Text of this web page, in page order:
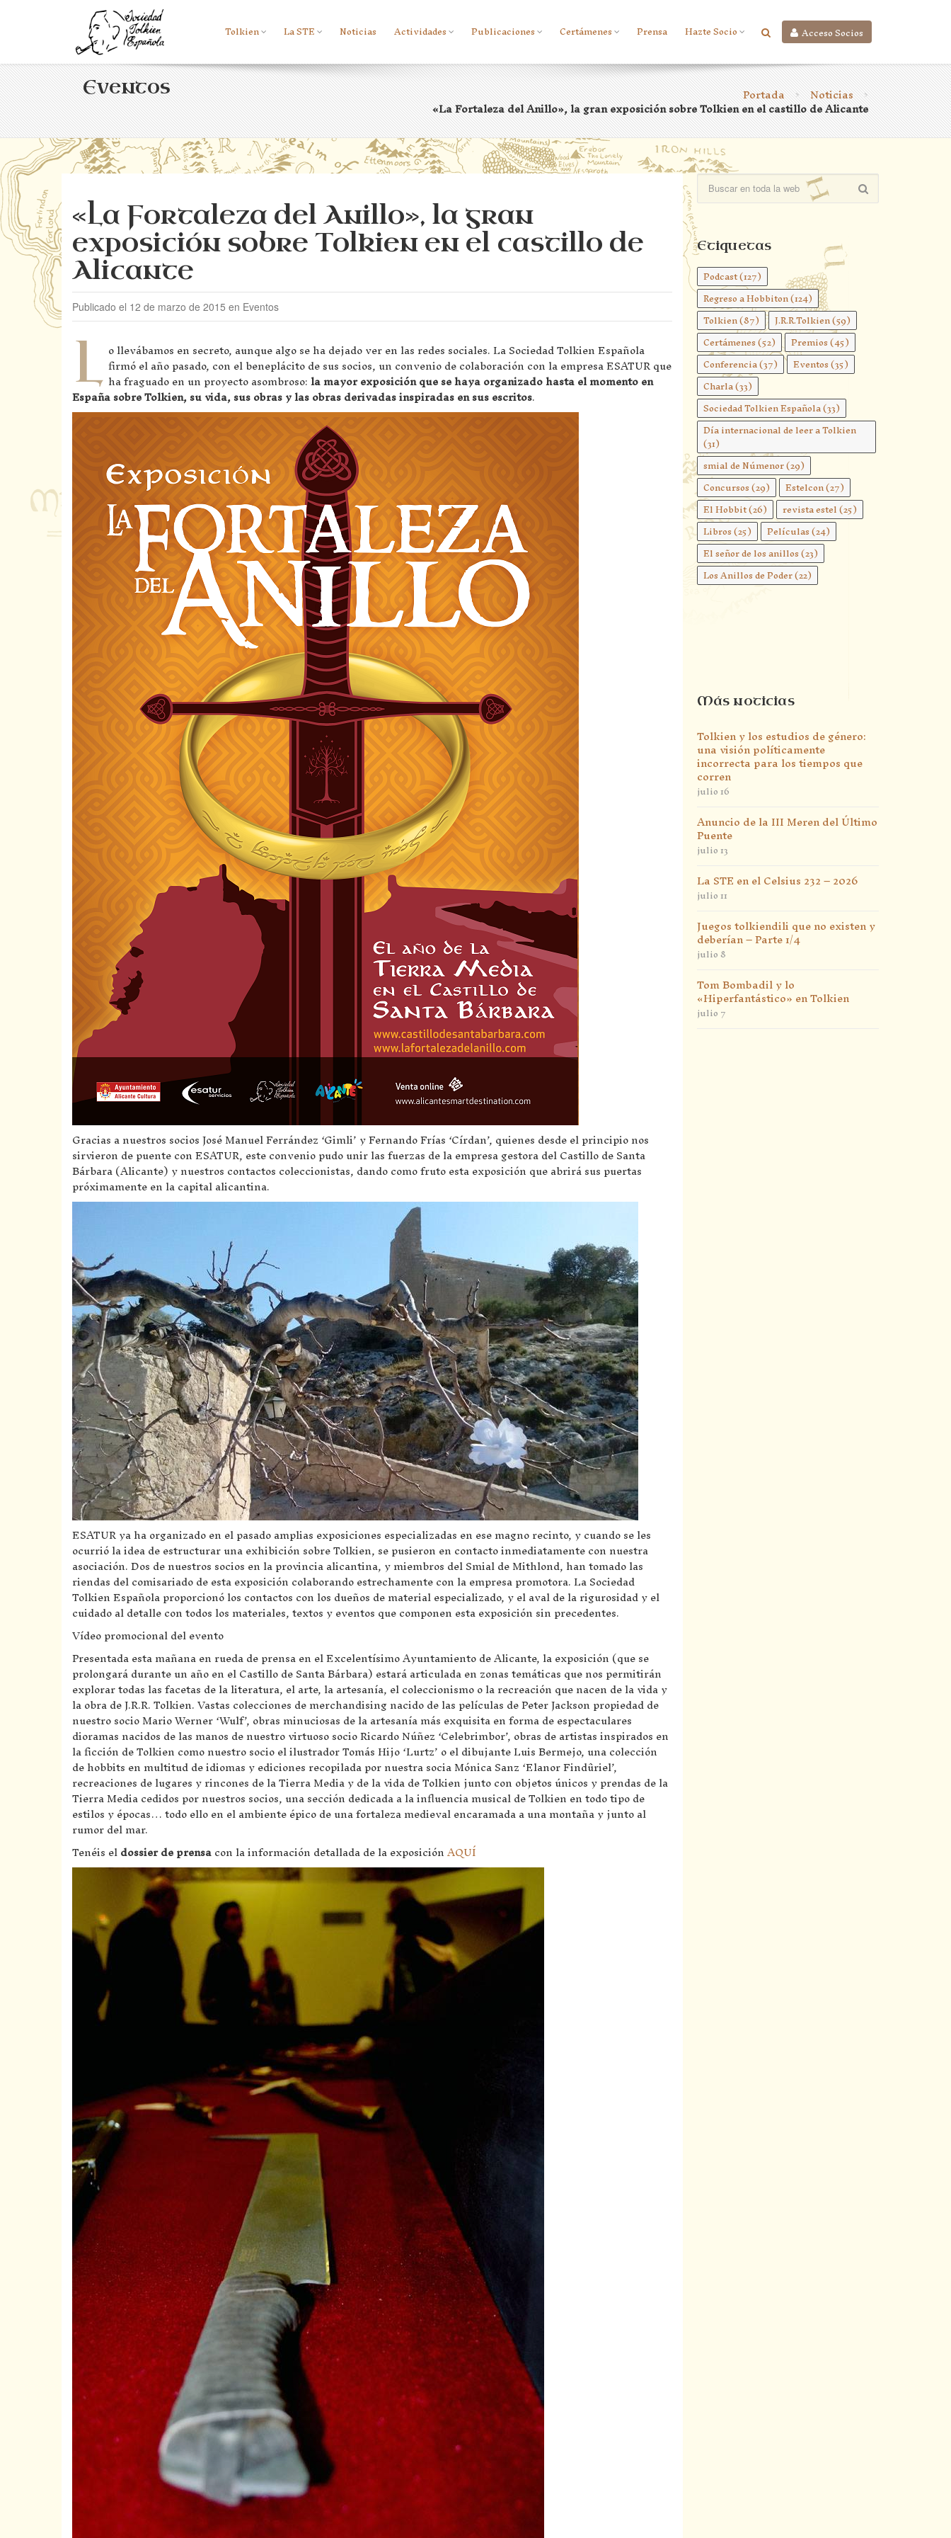
Acceso Socios
Tolkien La STE Noticias Actividades Publicaciones Certámenes Prensa Hazte Socio
Eventos Portada > Noticias >
«La Fortaleza del Anillo», la gran exposición sobre Tolkien en el castillo de Alicante
«La Fortaleza del Anillo», la gran
exposición sobre Tolkien en el castillo de
Alicante
Publicado el 12 de marzo de 2015 en Eventos
L o llevábamos en secreto, aunque algo se ha dejado ver en las redes sociales. La Sociedad Tolkien Española
firmó el año pasado, con el beneplácito de sus socios, un convenio de colaboración con la empresa ESATUR que
ha fraguado en un proyecto asombroso:la mayor exposición que se haya organizado hasta el momento en
España sobre Tolkien, su vida, sus obras y las obras derivadas inspiradas en sus escritos.
Gracias a nuestros socios José Manuel Ferrández ‘Gimli’ y Fernando Frías ‘Círdan’, quienes desde el principio nos
sirvieron de puente con ESATUR, este convenio pudo unir las fuerzas de la empresa gestora del Castillo de Santa
Bárbara (Alicante) y nuestros contactos coleccionistas, dando como fruto esta exposición que abrirá sus puertas
próximamente en la capital alicantina.
ESATUR ya ha organizado en el pasado amplias exposiciones especializadas en ese magno recinto, y cuando se les
ocurrió la idea de estructurar una exhibición sobre Tolkien, se pusieron en contacto inmediatamente con nuestra
asociación. Dos de nuestros socios en la provincia alicantina, y miembros del Smial de Mithlond, han tomado las
riendas del comisariado de esta exposición colaborando estrechamente con la empresa promotora. La Sociedad
Tolkien Española proporcionó los contactos con los dueños de material especializado, y el aval de la rigurosidad y el
cuidado al detalle con todos los materiales, textos y eventos que componen esta exposición sin precedentes.
Vídeo promocional del evento
Presentada esta mañana en rueda de prensa en el Excelentísimo Ayuntamiento de Alicante, la exposición (que se
prolongará durante un año en el Castillo de Santa Bárbara) estará articulada en zonas temáticas que nos permitirán
explorar todas las facetas de la literatura, el arte, la artesanía, el coleccionismo o la recreación que nacen de la vida y
la obra de J.R.R. Tolkien. Vastas colecciones de merchandising nacido de las películas de Peter Jackson propiedad de
nuestro socio Mario Werner ‘Wulf’, obras minuciosas de la artesanía más exquisita en forma de espectaculares
dioramas nacidos de las manos de nuestro virtuoso socio Ricardo Núñez ‘Celebrimbor’, obras de artistas inspirados en
la ficción de Tolkien como nuestro socio el ilustrador Tomás Hijo ‘Lurtz’ o el dibujante Luis Bermejo, una colección
de hobbits en multitud de idiomas y ediciones recopilada por nuestra socia Mónica Sanz ‘Elanor Findûriel’,
recreaciones de lugares y rincones de la Tierra Media y de la vida de Tolkien junto con objetos únicos y prendas de la
Tierra Media cedidos por nuestros socios, una sección dedicada a la influencia musical de Tolkien en todo tipo de
estilos y épocas… todo ello en el ambiente épico de una fortaleza medieval encaramada a una montaña y junto al
rumor del mar.
Tenéis eldossier de prensacon la información detallada de la exposiciónAQUÍ
Etiquetas
Podcast(127)
Regreso a Hobbiton(124)
Tolkien(87) J.R.R.Tolkien(59)
Certámenes(52) Premios(45)
Conferencia(37) Eventos(35)
Charla(33)
Sociedad Tolkien Española(33)
Día internacional de leer a Tolkien
(31)
smial de Númenor(29)
Concursos(29) Estelcon(27)
El Hobbit(26) revista estel(25)
Libros(25) Películas(24)
El señor de los anillos(23)
Los Anillos de Poder(22)
Más noticias
Tolkien y los estudios de género:
una visión políticamente
incorrecta para los tiempos que
corren
julio 16
Anuncio de la III Meren del Último
Puente
julio 13
La STE en el Celsius 232 – 2026
julio 11
Juegos tolkiendili que no existen y
deberían – Parte 1/4
julio 8
Tom Bombadil y lo
«Hiperfantástico» en Tolkien
julio 7